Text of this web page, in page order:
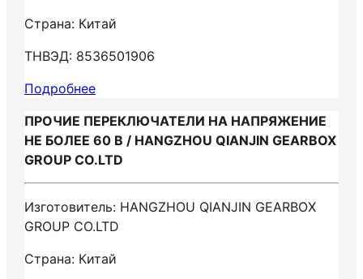
Страна: Китай
ТНВЭД: 8536501906
Подробнее
ПРОЧИЕ ПЕРЕКЛЮЧАТЕЛИ НА НАПРЯЖЕНИЕ
НЕ БОЛЕЕ 60 В / HANGZHOU QIANJIN GEARBOX
GROUP CO.LTD
Изготовитель: HANGZHOU QIANJIN GEARBOX
GROUP CO.LTD
Страна: Китай